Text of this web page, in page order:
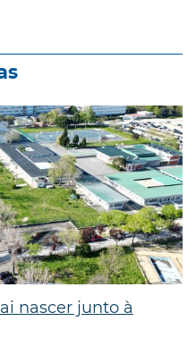
nascer junto à